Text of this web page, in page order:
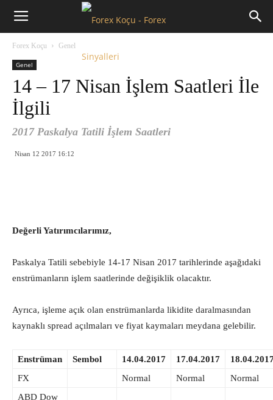
Forex
Forex Koçu Genel
Genel
14 – 17 Nisan İşlem Saatleri İle
İlgili
2017 Paskalya Tatili İşlem Saatleri
Nisan 12 2017 16:12
Değerli Yatırımcılarımız,
Paskalya Tatili sebebiyle 14-17 Nisan 2017 tarihlerinde aşağıdaki
enstrümanların işlem saatlerinde değişiklik olacaktır.
Ayrıca, işleme açık olan enstrümanlarda likidite daralmasından
kaynaklı spread açılmaları ve fiyat kaymaları meydana gelebilir.
Enstrüman Sembol 14.04.2017 17.04.2017
FX
Normal Normal
Normal
ABD Dow